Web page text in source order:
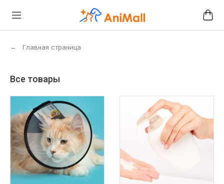
← Главная страница
Все товары